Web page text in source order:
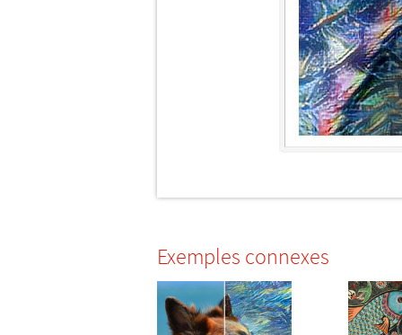
Exemples connexes